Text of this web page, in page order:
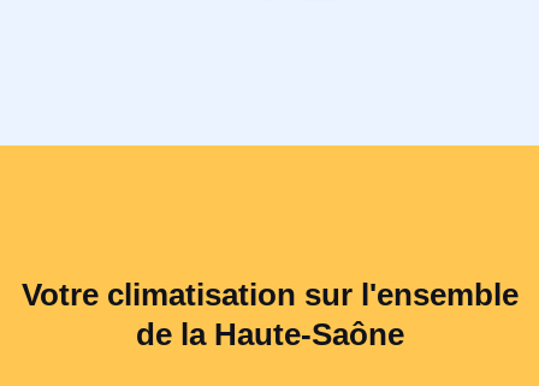
Votre climatisation sur l'ensemble
de la Haute-Saône